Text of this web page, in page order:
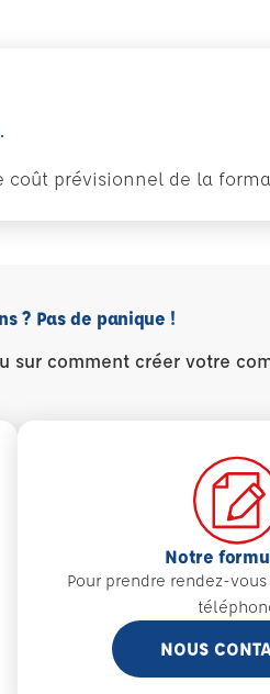
prévisionnel de la
? Pas de panique !
comment créer votre
Notre
Pour prendre rendez-
NOUS